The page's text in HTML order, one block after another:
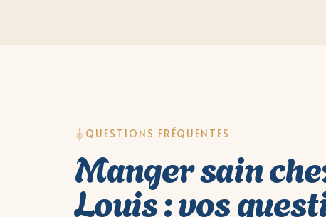
QUESTIONS FRÉQUENTES
Manger sain
Louis : vos